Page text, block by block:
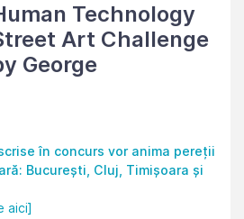
Technology
Art Challenge
George
în concurs vor anima pereții
București, Cluj, Timișoara și
aici]